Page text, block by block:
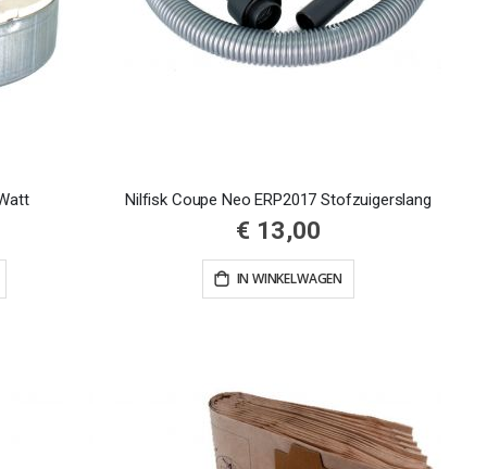
Nilfisk Coupe Neo ERP2017 Stofzuigerslang
€ 13,00
IN WINKELWAGEN